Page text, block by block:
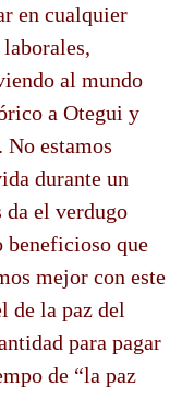
en cualquier
al mundo
a Otegui y
estamos
durante un
da el verdugo
beneficioso que
mejor con este
de la paz del
para pagar
de “la paz